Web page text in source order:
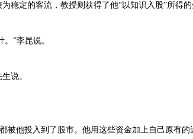
稳定的客流，教授则获得了他“以知识入股”所得
。”李昆说。
说。
被他投入到了股市。他用这些资金加上自己原有的